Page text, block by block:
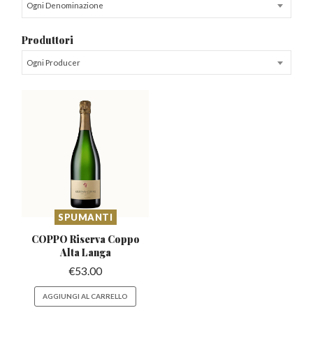
Ogni Denominazione
Produttori
Ogni Producer
SPUMANTI
COPPO Riserva Coppo
Alta Langa
€53.00
AGGIUNGI AL CARRELLO